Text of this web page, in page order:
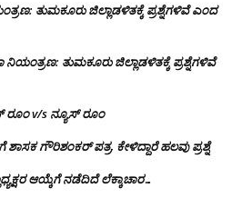
ತುಮಕೂರು ಜಿಲ್ಲಾಡಳಿತಕ್ಕೆ ಪ್ರಶ್ನೆಗಳಿವೆ ಎಂದ
ನಿಯಂತ್ರಣ: ತುಮಕೂರು ಜಿಲ್ಲಾಡಳಿತಕ್ಕೆ ಪ್ರಶ್ನೆಗಳಿವೆ
ರೂಂ v/s ನ್ಯೂಸ್ ರೂಂ
ಗೌರಿಶಂಕರ್ ಪತ್ರ, ಕೇಳಿದ್ದಾರೆ ಹಲವು ಪ್ರಶ್ನೆ
ಆಯ್ಕೆಗೆ ನಡೆದಿದೆ ಲೆಕ್ಕಾಚಾರ…